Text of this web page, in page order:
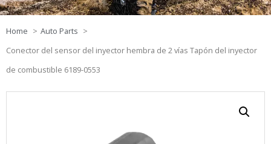
Home
Auto Parts
Conector del sensor del inyector hembra de 2 vías Tapón del inyector
de combustible 6189-0553